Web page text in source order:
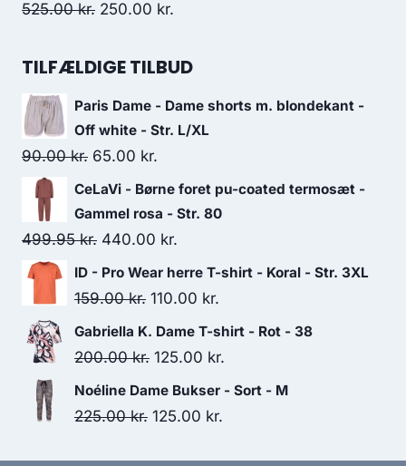
175.00 kr..
525.00kr. Original
was:
250.00 kr.
is:
TILFÆLDIGE TILBUD
Paris Dame - Dame shorts m. blondekant -
Off white - Str. L/XL
90.00kr. Original
price
was:
90.00 kr..
65.00 kr.
price
is:
65.00 kr..
CeLaVi - Børne foret pu-coated termosæt -
Gammel rosa - Str. 80
499.95kr. Original
price
was:
440.00 kr.
price
is:
ID - Pro Wear herre T-shirt - Koral - Str. 3XL
159.00kr. Original
price
was:
110.00 kr.
price
is:
Gabriella K. Dame T-shirt - Rot - 38
200.00kr. Original
price
was:
125.00 kr.
price
Noéline Dame Bukser - Sort - M
225.00kr. Original
125.00 kr.